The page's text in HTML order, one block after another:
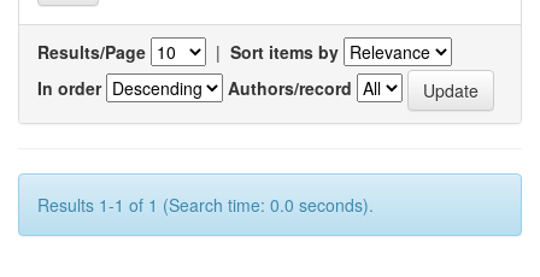
Results/Page | Sort items by
In order
Authors/record
Results 1-1 of 1 (Search time: 0.0 seconds).